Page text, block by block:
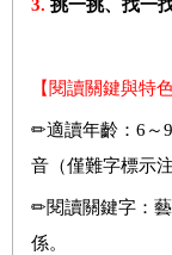
3. 挑一挑、找一
【閱讀關鍵與特色
✏適讀年齡：6～
音（僅難字標示注
✏閱讀關鍵字：
係。